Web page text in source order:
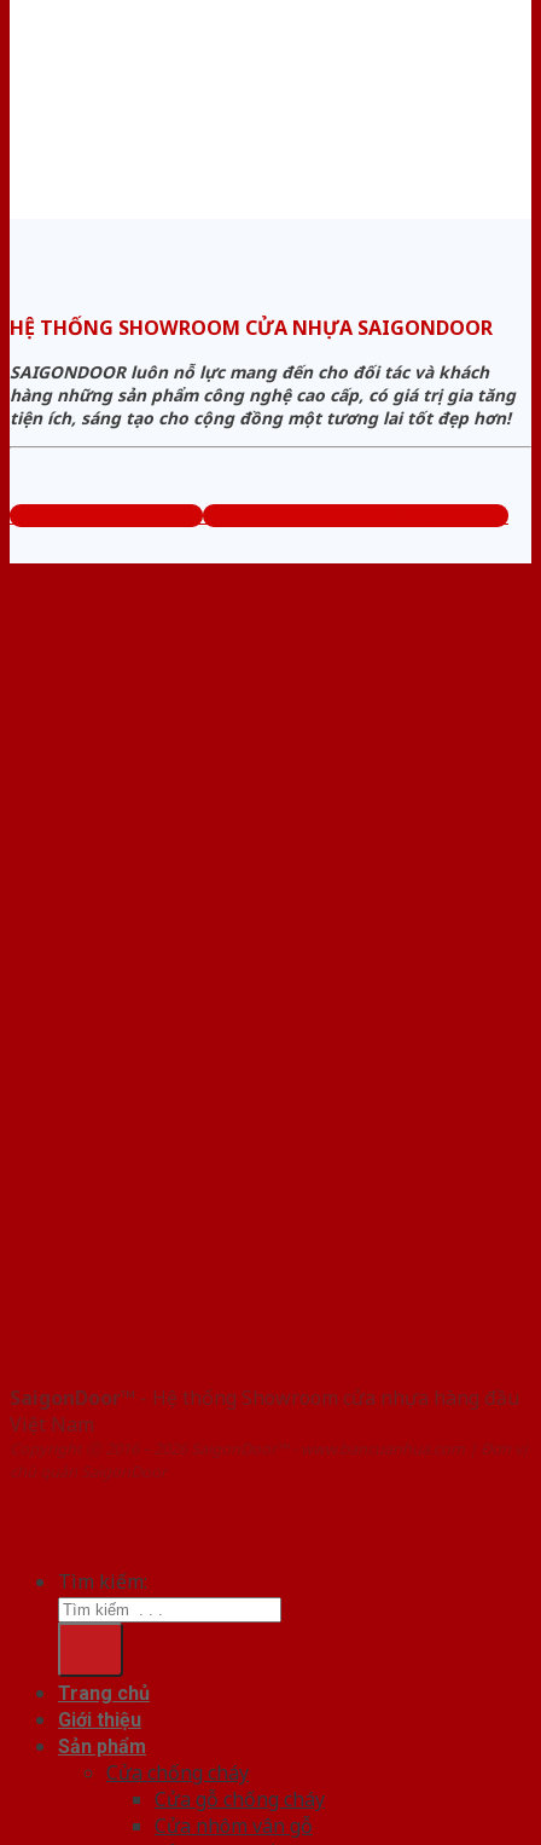
HỆ THỐNG SHOWROOM CỬA NHỰA SAIGONDOOR
SAIGONDOOR luôn nỗ lực mang đến cho đối tác và khách
hàng những sản phẩm công nghệ cao cấp, có giá trị gia tăng
tiện ích, sáng tạo cho cộng đồng một tương lai tốt đẹp hơn!
www.sieuthicuanhua.net Tổng đài tư vấn miễn phí: 0824.400.400
SaigonDoor™ - Hệ thống Showroom cửa nhựa hàng đầu
Việt Nam
Copyright ⓒ 2016 – 2026 SaigonDoor™ - www.bancuanhua.com | Đơn vị
chủ quản SaigonDoor
Tìm kiếm:
Trang chủ
Giới thiệu
Sản phẩm
Cửa chống cháy
Cửa gỗ chống cháy
Cửa nhôm vân gỗ